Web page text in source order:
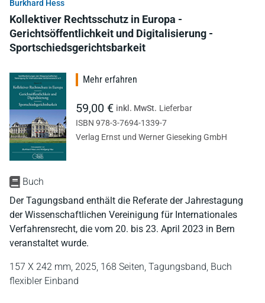
Burkhard Hess
Kollektiver Rechtsschutz in Europa -
Gerichtsöffentlichkeit und Digitalisierung -
Sportschiedsgerichtsbarkeit
Buch
Der Tagungsband enthält die Referate der Jahrestagung
der Wissenschaftlichen Vereinigung für Internationales
Verfahrensrecht, die vom 20. bis 23. April 2023 in Bern
veranstaltet wurde.
157 X 242 mm, 2025, 168 Seiten, Tagungsband, Buch
flexibler Einband
Mehr erfahren
59,00 € inkl. MwSt. Lieferbar
ISBN 978-3-7694-1339-7
Verlag Ernst und Werner Gieseking GmbH